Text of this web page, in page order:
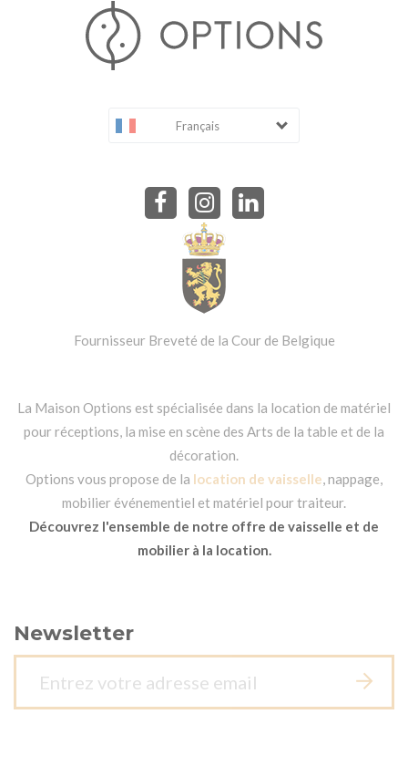
Français
Fournisseur Breveté de la Cour de Belgique
La Maison Options est spécialisée dans la location de matériel
pour réceptions, la mise en scène des Arts de la table et de la
décoration.
Options vous propose de la location de vaisselle, nappage,
mobilier événementiel et matériel pour traiteur.
Découvrez l'ensemble de notre offre de vaisselle et de
mobilier à la location.
Newsletter